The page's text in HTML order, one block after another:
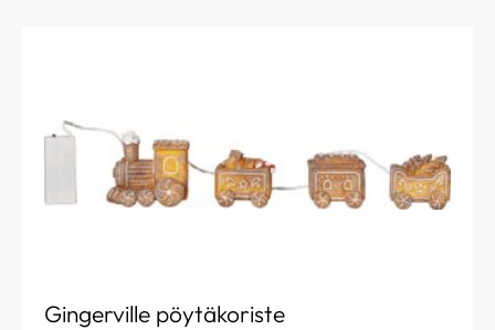
Gingerville pöytäkoriste